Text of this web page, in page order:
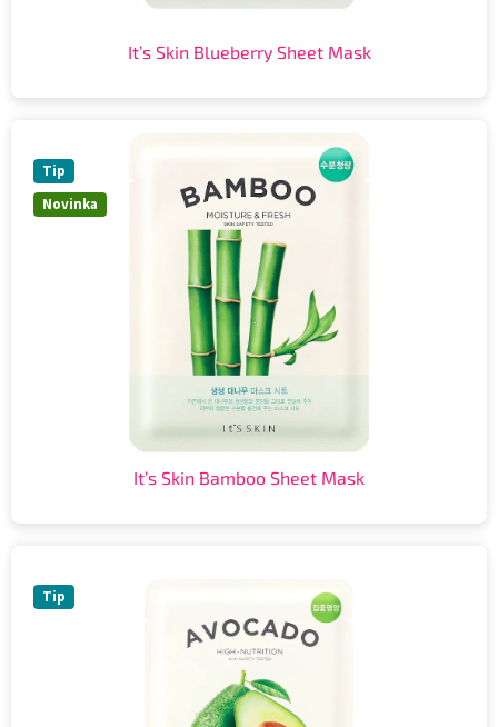
It’s Skin Blueberry Sheet Mask
Novinka
Tip
It’s Skin Bamboo Sheet Mask
Tip